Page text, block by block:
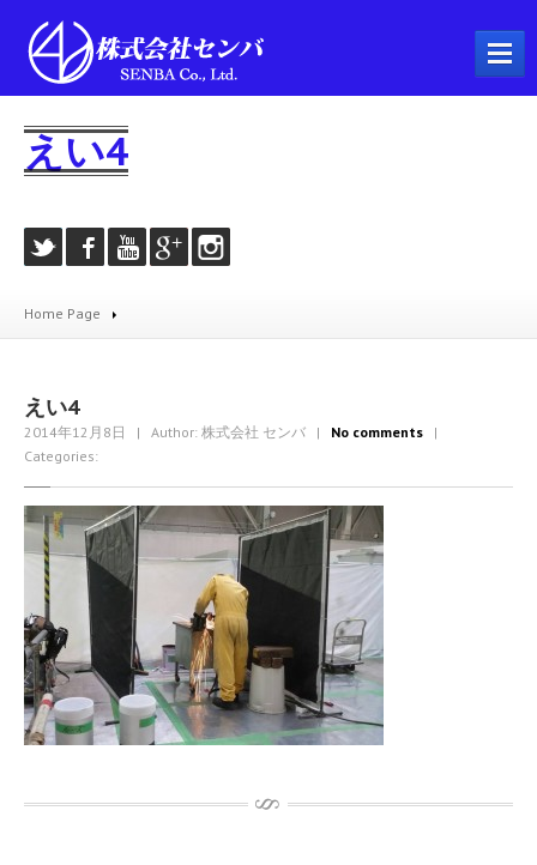
会社概要
プラント工事
製缶工事
機械器具設置工事
とび・土工工事
建築工事
その他、製作・補修工事
アルミTIG溶接動画
開先加工機 RIDGID社製B-500100A〜無制限 t12.7までと広範囲 動画
従業員資格取得状況
設備環境
お問い合わせ
えい4
Home Page
えい4
2014年12月8日 | Author: 株式会社 センバ | No comments |
Categories: